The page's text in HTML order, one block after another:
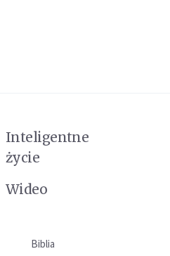
Inteligentne
życie
Wideo
Biblia